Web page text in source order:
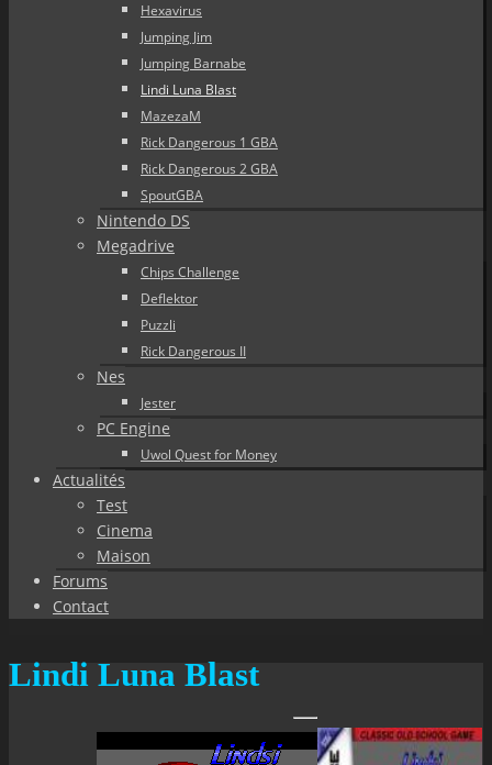
Hexavirus
Jumping Jim
Jumping Barnabe
Lindi Luna Blast
MazezaM
Rick Dangerous 1 GBA
Rick Dangerous 2 GBA
SpoutGBA
Nintendo DS
Megadrive
Chips Challenge
Deflektor
Puzzli
Rick Dangerous II
Nes
Jester
PC Engine
Uwol Quest for Money
Actualités
Test
Cinema
Maison
Forums
Contact
Lindi Luna Blast